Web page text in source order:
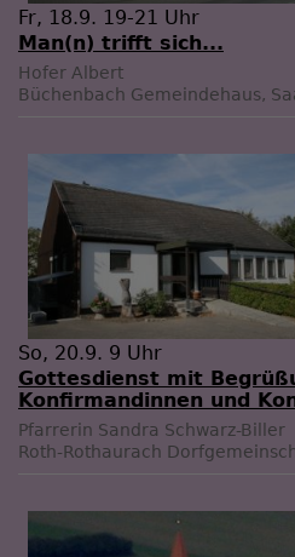
Fr, 18.9. 19-21 Uhr
Man(n) trifft sich...
Hofer Albert
Büchenbach Gemeindehaus,
So, 20.9. 9 Uhr
Gottesdienst mit
Konfirmandinnen und
Pfarrerin Sandra Schwarz-Biller
Roth-Rothaurach